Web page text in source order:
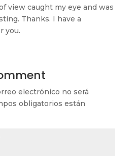
view caught my eye and was
Thanks. I have a
you.
electrónico no será
obligatorios están